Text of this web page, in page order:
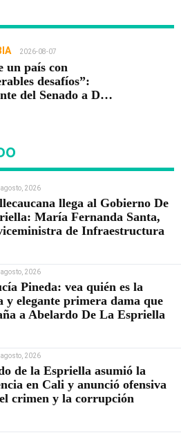
2026-08-07
un país con
desafíos”:
del Senado a De
2026
llega al Gobierno De
María Fernanda Santa,
de Infraestructura
2026
Pineda: vea quién es la
y elegante primera dama que
a Abelardo De La Espriella
2026
de la Espriella asumió la
en Cali y anunció ofensiva
crimen y la corrupción